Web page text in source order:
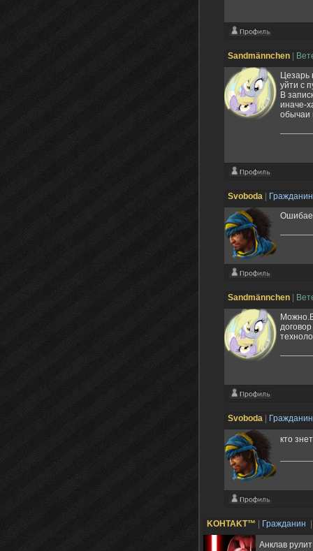
Sandmännchen
Цезарь
уйти с
В
иначе-
обычаи
Svoboda
Sandmännchen
Svoboda
кто
KOHTAKT™ Гражданин
Анклав